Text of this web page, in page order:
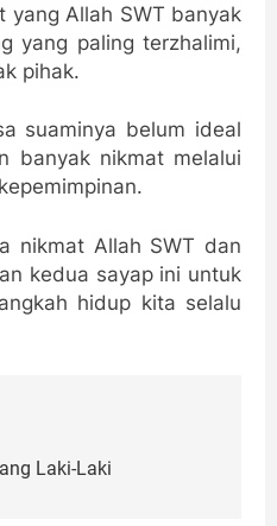
yang Allah SWT banyak
yang paling terzhalimi,
pihak.
suaminya belum ideal
banyak nikmat melalui
nikmat Allah SWT dan
kedua sayap ini untuk
hidup kita selalu
Laki-Laki